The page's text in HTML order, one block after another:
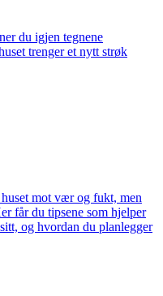
du igjen tegnene
trenger et nytt strøk
mot vær og fukt, men
får du tipsene som hjelper
og hvordan du planlegger